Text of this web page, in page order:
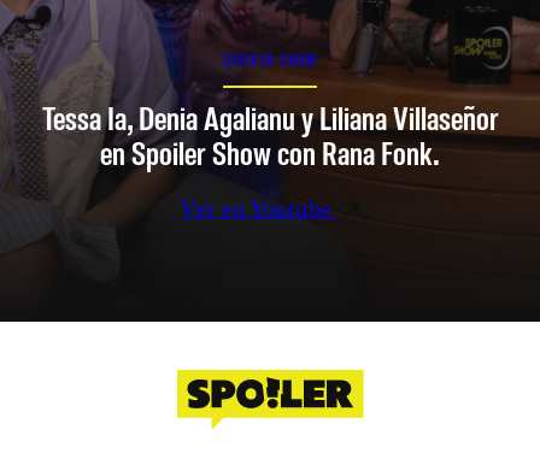
SPOILER SHOW
Tessa Ia, Denia Agalianu y Liliana Villaseñor
en Spoiler Show con Rana Fonk.
Ver en Youtube